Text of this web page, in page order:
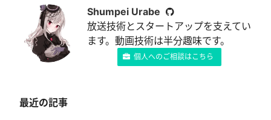
Shumpei Urabe
放送技術とスタートアップを支えてい
ます。動画技術は半分趣味です。
個人へのご相談はこちら
最近の記事